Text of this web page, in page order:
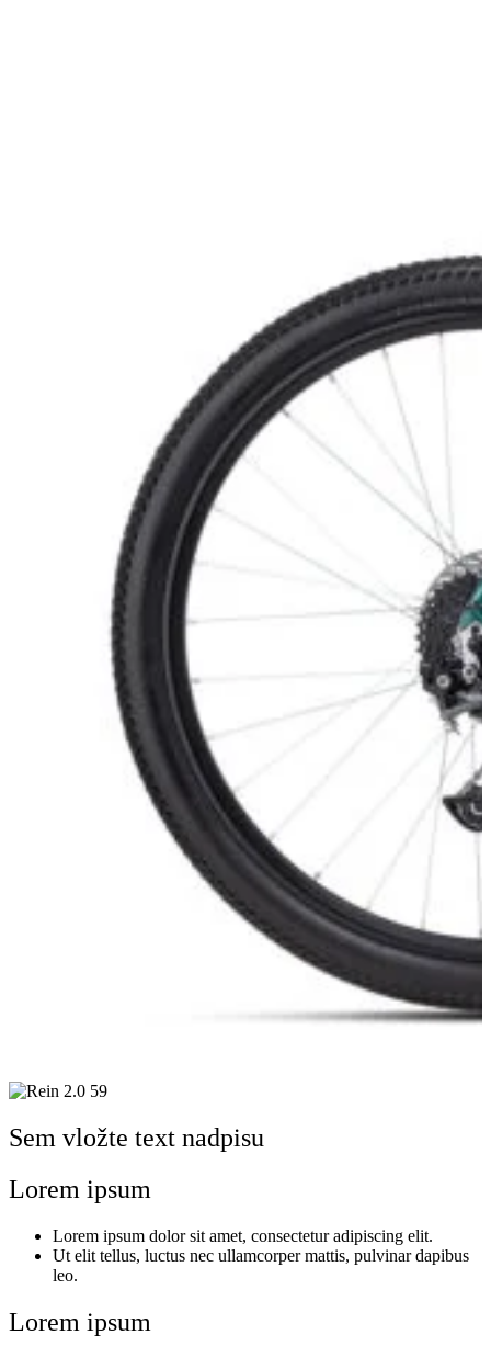
Sem vložte text nadpisu
Lorem ipsum
Lorem ipsum dolor sit amet, consectetur adipiscing elit.
Ut elit tellus, luctus nec ullamcorper mattis, pulvinar dapibus
leo.
Lorem ipsum